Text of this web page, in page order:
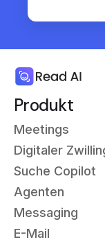
Produkt
Meetings
Digitaler
Suche Copilot
Agenten
Messaging
E-Mail